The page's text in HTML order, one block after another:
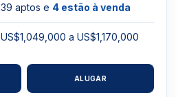
39 aptos e 4 estão à venda
US$1,049,000 a US$1,170,000
ALUGAR